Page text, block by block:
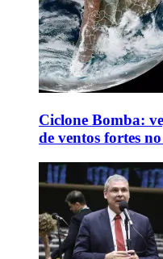
Ciclone Bomba:
de ventos fortes